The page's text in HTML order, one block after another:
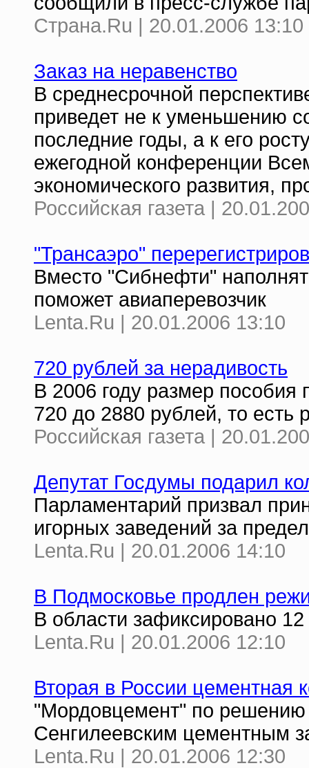
Страна.Ru | 20.01.2006 13:10
Заказ на неравенство
В среднесрочной
приведет не к уменьшению
последние годы, а к его
ежегодной конференции
экономического развития,
Российская газета |
"Трансаэро"
Вместо "Сибнефти"
поможет авиаперевозчик
Lenta.Ru | 20.01.2006 13:10
720 рублей за нерадивость
В 2006 году размер пособия
720 до 2880 рублей, то есть
Российская газета |
Депутат Госдумы подарил
Парламентарий призвал
игорных заведений за
Lenta.Ru | 20.01.2006 14:10
В Подмосковье продлен
В области зафиксировано
Lenta.Ru | 20.01.2006 12:10
Вторая в России цементная
"Мордовцемент" по решению
Сенгилеевским цементным
Lenta.Ru | 20.01.2006 12:30